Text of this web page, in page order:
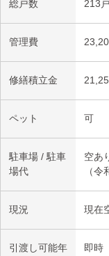
総戸数 213戸
管理費
修繕積立金
ペット 可
駐車場 / 駐車
場代
空あ
（令
現況 現在
引渡し可能年
即時